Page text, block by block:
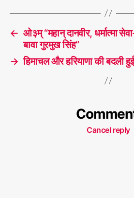
← ओ३म् “महान् दानवीर, धर्मात्मा
बावा गुरमुख सिंह”
→ हिमाचल और हरियाणा की बदली
Cancel reply